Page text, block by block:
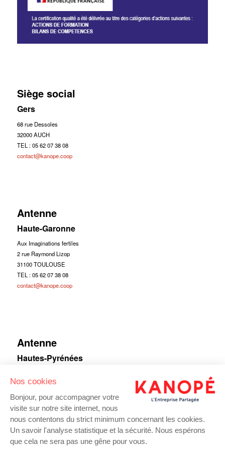
Siège social
Gers
68 rue Dessoles
32000 AUCH
TEL : 05 62 07 38 08
contact@kanope.coop
Antenne
Haute-Garonne
Aux Imaginations fertiles
2 rue Raymond Lizop
31100 TOULOUSE
TEL : 05 62 07 38 08
contact@kanope.coop
Antenne
Hautes-Pyrénées
65000 Tarbes
TEL : 05 62 07 38 08
contact@kanope.coop
Nos cookies
Bonjour, pour accompagner votre
visite sur notre site internet, nous
nous contentons du strict minimum concernant les cookies.
Un savoir l'analyse statistique et la sécurité. Nous espérons
que cela ne sera pas une gêne pour vous.